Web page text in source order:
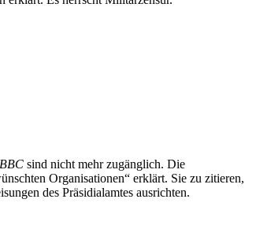
BBC sind nicht mehr zugänglich. Die
Organisationen“ erklärt. Sie zu zitieren,
des Präsidialamtes ausrichten.